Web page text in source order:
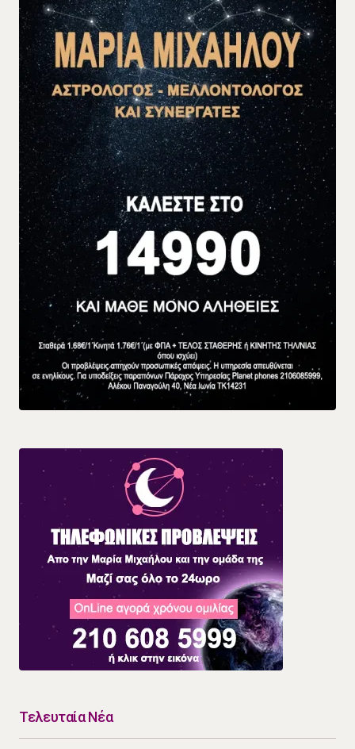
Τελευταία Νέα